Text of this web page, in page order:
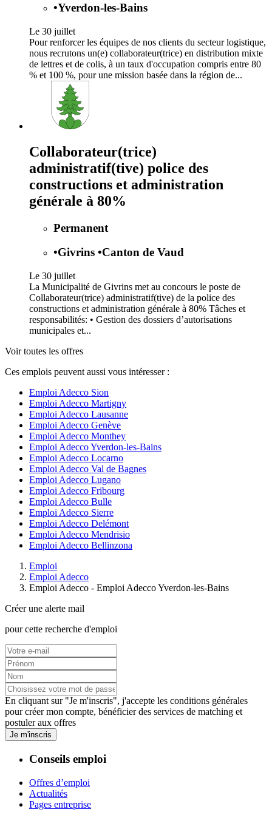
•Yverdon-les-Bains
Le 30 juillet
Pour renforcer les équipes de nos clients du secteur logistique,
nous recrutons un(e) collaborateur(trice) en distribution mixte
de lettres et de colis, à un taux d'occupation compris entre 80
% et 100 %, pour une mission basée dans la région de...
Collaborateur(trice)
administratif(tive) police des
constructions et administration
générale à 80%
Permanent
•Givrins •Canton de Vaud
Le 30 juillet
La Municipalité de Givrins met au concours le poste de
Collaborateur(trice) administratif(tive) de la police des
constructions et administration générale à 80% Tâches et
responsabilités: • Gestion des dossiers d’autorisations
municipales et...
Voir toutes les offres
Ces emplois peuvent aussi vous intéresser :
Emploi Adecco Sion
Emploi Adecco Martigny
Emploi Adecco Lausanne
Emploi Adecco Genève
Emploi Adecco Monthey
Emploi Adecco Yverdon-les-Bains
Emploi Adecco Locarno
Emploi Adecco Val de Bagnes
Emploi Adecco Lugano
Emploi Adecco Fribourg
Emploi Adecco Bulle
Emploi Adecco Sierre
Emploi Adecco Delémont
Emploi Adecco Mendrisio
Emploi Adecco Bellinzona
Emploi
Emploi Adecco
Emploi Adecco - Emploi Adecco Yverdon-les-Bains
Créer une alerte mail
pour cette recherche d'emploi
En cliquant sur "Je m'inscris", j'accepte les conditions générales
pour créer mon compte, bénéficier des services de matching et
postuler aux offres
Je m'inscris
Conseils emploi
Offres d’emploi
Actualités
Pages entreprise